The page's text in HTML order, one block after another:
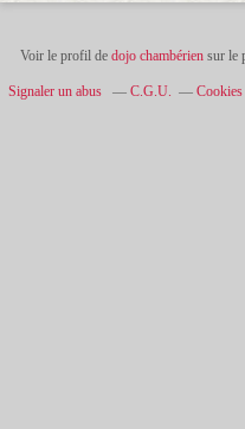
Voir le profil de dojo chambériensur le
Signaler un abus C.G.U. Cookies